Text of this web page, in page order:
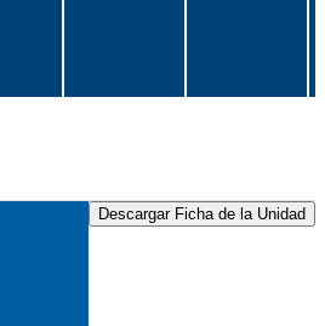
Descargar Ficha de la Unidad